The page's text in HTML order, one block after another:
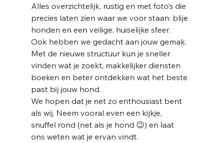
Alles overzichtelijk, rustig en met foto’s die
precies laten zien waar we voor staan: blije
honden en een veilige, huiselijke sfeer.
Ook hebben we gedacht aan jouw gemak.
Met de nieuwe structuur kun je sneller
vinden wat je zoekt, makkelijker diensten
boeken en beter ontdekken wat het beste
past bij jouw hond.
We hopen dat je net zo enthousiast bent
als wij. Neem vooral even een kijkje,
snuffel rond (net als je hond 😉) en laat
ons weten wat je ervan vindt.